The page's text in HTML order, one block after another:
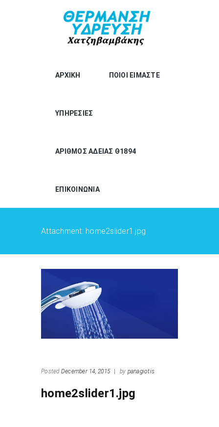
ΑΡΧΙΚΗ ΠΟΙΟΙ ΕΙΜΑΣΤΕ
ΥΠΗΡΕΣΙΕΣ
ΑΡΙΘΜΟΣ ΑΔΕΙΑΣ Θ1894
ΕΠΙΚΟΙΝΩΝΙΑ
Attachment: home2slider1.jpg
Posted December 14, 2015 by panagiotis
home2slider1.jpg